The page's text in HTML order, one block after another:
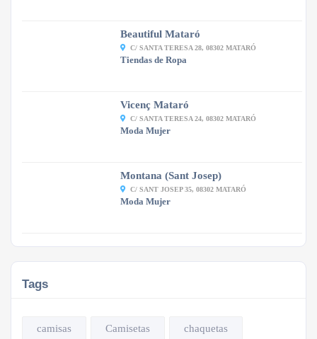
Beautiful Mataró
C/ SANTA TERESA 28, 08302 MATARÓ
Tiendas de Ropa
Vicenç Mataró
C/ SANTA TERESA 24, 08302 MATARÓ
Moda Mujer
Montana (Sant Josep)
C/ SANT JOSEP 35, 08302 MATARÓ
Moda Mujer
Tags
camisas Camisetas chaquetas